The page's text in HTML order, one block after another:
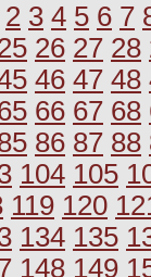
2 3 4 5 6 7
26 27 28
46 47 48
66 67 68
86 87 88
104 105
119 120
134 135
148 149